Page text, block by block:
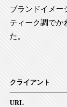
ブランドイメー
ティーク調でか
た。
クライアント
URL